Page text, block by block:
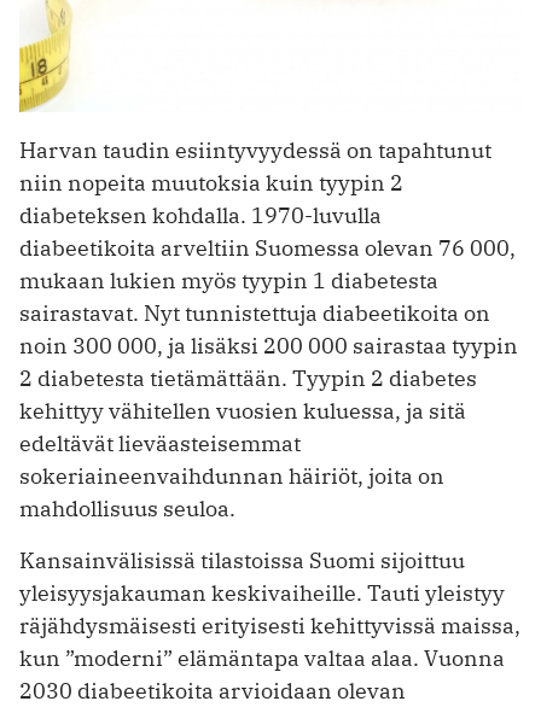
Harvan taudin esiintyvyydessä on tapahtunut
niin nopeita muutoksia kuin tyypin 2
diabeteksen kohdalla. 1970-luvulla
diabeetikoita arveltiin Suomessa olevan 76 000,
mukaan lukien myös tyypin 1 diabetesta
sairastavat. Nyt tunnistettuja diabeetikoita on
noin 300 000, ja lisäksi 200 000 sairastaa tyypin
2 diabetesta tietämättään. Tyypin 2 diabetes
kehittyy vähitellen vuosien kuluessa, ja sitä
edeltävät lieväasteisemmat
sokeriaineenvaihdunnan häi­riöt, joita on
mahdollisuus seuloa.
Kansainvälisissä tilastoissa Suomi sijoittuu
yleisyysjakauman keskivaiheille. Tauti yleistyy
räjähdysmäisesti erityisesti kehittyvissä maissa,
kun ”moderni” elämäntapa valtaa alaa. Vuonna
2030 diabeetikoita arvioidaan olevan